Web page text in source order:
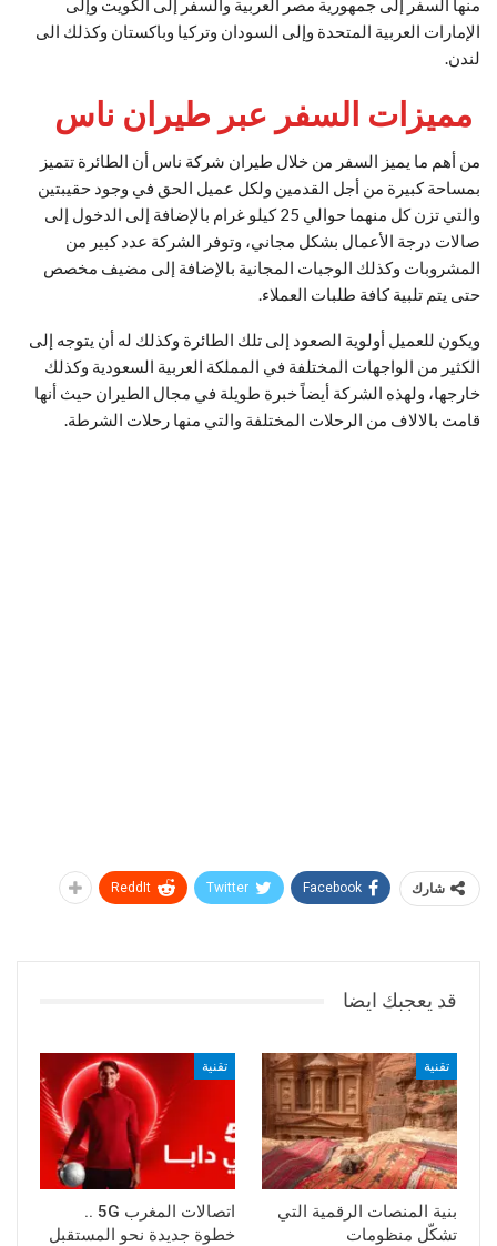
منها السفر إلى جمهورية مصر العربية والسفر إلى الكويت وإلى
الإمارات العربية المتحدة وإلى السودان وتركيا وباكستان وكذلك الى
لندن.
مميزات السفر عبر طيران ناس
من أهم ما يميز السفر من خلال طيران شركة ناس أن الطائرة تتميز
بمساحة كبيرة من أجل القدمين ولكل عميل الحق في وجود حقيبتين
والتي تزن كل منهما حوالي 25 كيلو غرام بالإضافة إلى الدخول إلى
صالات درجة الأعمال بشكل مجاني، وتوفر الشركة عدد كبير من
المشروبات وكذلك الوجبات المجانية بالإضافة إلى مضيف مخصص
حتى يتم تلبية كافة طلبات العملاء.
ويكون للعميل أولوية الصعود إلى تلك الطائرة وكذلك له أن يتوجه إلى
الكثير من الواجهات المختلفة في المملكة العربية السعودية وكذلك
خارجها، ولهذه الشركة أيضاً خبرة طويلة في مجال الطيران حيث أنها
قامت بالالاف من الرحلات المختلفة والتي منها رحلات الشرطة.
شارك Facebook
Twitter
ReddIt
قد يعجبك ايضا
تقنية
بنية المنصات الرقمية التي
تشكّل منظومات
تقنية
اتصالات المغرب 5G ..
خطوة جديدة نحو المستقبل